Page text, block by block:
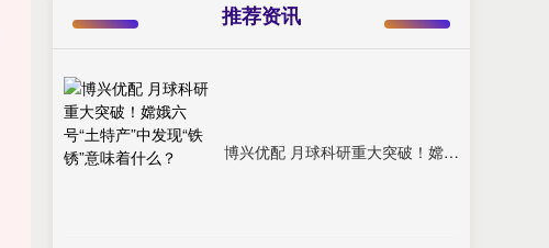
推荐资讯
博兴优配 月球科研重大突破！嫦娥六号“土特产”中发现“铁锈”意味着什么？